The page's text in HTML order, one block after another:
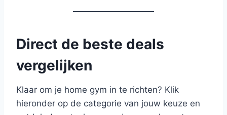
Direct de beste deals
vergelijken
Klaar om je home gym in te richten? Klik
hieronder op de categorie van jouw keuze en